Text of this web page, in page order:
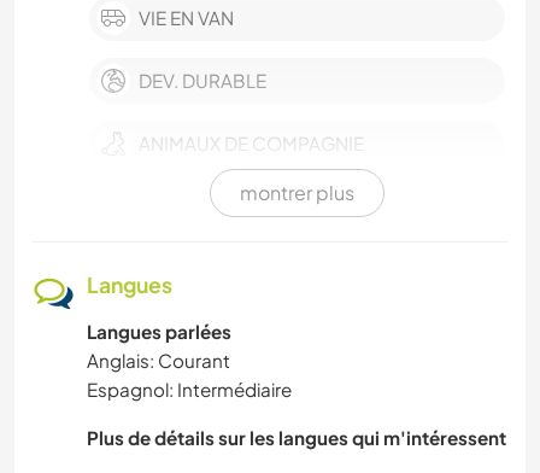
VIE EN VAN
DEV. DURABLE
ANIMAUX DE COMPAGNIE
SOIN DES PLANTES
LANGUES
montrer plus
Langues
Langues parlées
Anglais: Courant
Espagnol: Intermédiaire
Plus de détails sur les langues qui m'intéressent